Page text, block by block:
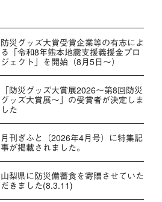
防災グッズ大賞受賞企業等の有志によ
る「令和8年熊本地震支援義援金プロ
ジェクト」を開始（8月5日～）
「防災グッズ⼤賞展2026〜第8回防災
グッズ⼤賞展〜」の受賞者が決定しま
した
月刊ぎふと（2026年4月号）に特集記
事が掲載されました。
山梨県に防災備蓄食を寄贈させていた
だきました(8.3.11)